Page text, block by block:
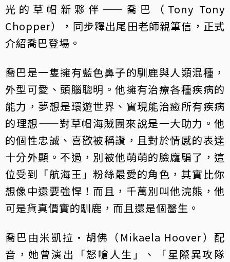
光的草帽新夥伴——喬巴（Tony Tony
Chopper），同步釋出尾田老師親筆信，正式
介紹喬巴登場。
喬巴是一隻擁有藍色鼻子的馴鹿與人類混種，
外型可愛、頭腦聰明。他擁有治療各種疾病的
能力，夢想是環遊世界、實現能治癒所有疾病
的理想——對草帽海賊團來說是一大助力。他
的個性忠誠、喜歡被稱讚，且對於情感的表達
十分外顯。不過，別被他萌萌的臉龐騙了，這
位受到「航海王」粉絲最愛的角色，其實比你
想像中還要強悍！而且，千萬別叫他浣熊，他
可是貨真價實的馴鹿，而且還是個醫生。
喬巴由米凱拉·胡佛（Mikaela Hoover）配
音，她曾演出「怒嗆人生」、「星際異攻隊